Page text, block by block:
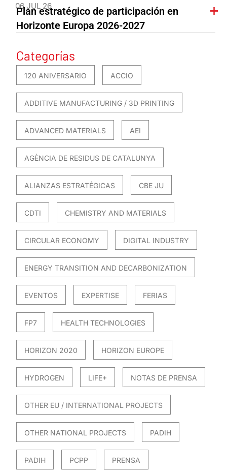
06 JUL 26
Plan estratégico de participación en
Horizonte Europa 2026-2027
Categorías
120 ANIVERSARIO ACCIO
ADDITIVE MANUFACTURING / 3D PRINTING
ADVANCED MATERIALS AEI
AGÈNCIA DE RESIDUS DE CATALUNYA
ALIANZAS ESTRATÉGICAS CBE JU
CDTI CHEMISTRY AND MATERIALS
CIRCULAR ECONOMY DIGITAL INDUSTRY
ENERGY TRANSITION AND DECARBONIZATION
EVENTOS EXPERTISE FERIAS
FP7 HEALTH TECHNOLOGIES
HORIZON 2020 HORIZON EUROPE
HYDROGEN LIFE+ NOTAS DE PRENSA
OTHER EU / INTERNATIONAL PROJECTS
OTHER NATIONAL PROJECTS PADIH
PADIH PCPP PRENSA